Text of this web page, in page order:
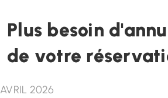
Plus besoin
de votre
AVRIL 2026